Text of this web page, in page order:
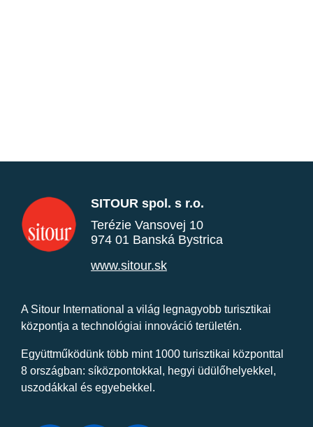
SITOUR spol. s r.o.
Terézie Vansovej 10
974 01 Banská Bystrica
www.sitour.sk
A Sitour International a világ legnagyobb turisztikai
központja a technológiai innováció területén.
Együttműködünk több mint 1000 turisztikai központtal
8 országban: síközpontokkal, hegyi üdülőhelyekkel,
uszodákkal és egyebekkel.